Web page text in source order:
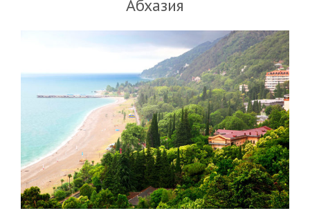
Абхазия